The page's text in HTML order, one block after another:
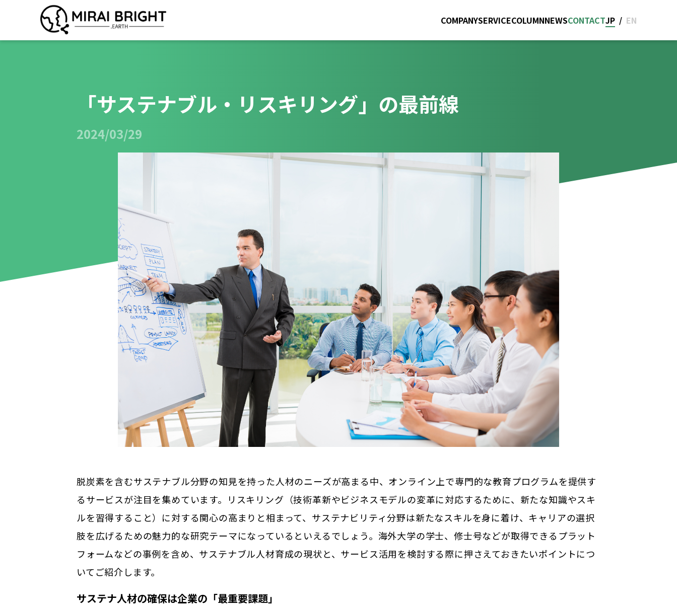
COMPANYSERVICECOLUMNNEWSCONTACTJP / EN
「サステナブル・リスキリング」の最前線
2024/03/29
脱炭素を含むサステナブル分野の知見を持った人材のニーズが高まる中、オンライン上で専門的な教育プログラムを提供す
るサービスが注目を集めています。リスキリング（技術革新やビジネスモデルの変革に対応するために、新たな知識やスキ
ルを習得すること）に対する関心の高まりと相まって、サステナビリティ分野は新たなスキルを身に着け、キャリアの選択
肢を広げるための魅力的な研究テーマになっているといえるでしょう。海外大学の学士、修士号などが取得できるプラット
フォームなどの事例を含め、サステナブル人材育成の現状と、サービス活用を検討する際に押さえておきたいポイントにつ
いてご紹介します。
サステナ人材の確保は企業の「最重要課題」